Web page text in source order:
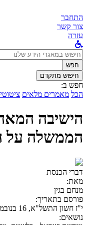
התחבר
צור קשר
עזרה
לחפש
ב:חפש
חיפוש מתקדם
חפש ב:
הכל מאמרים מלאים
הממשלה על
דברי הכנסת
מאת:
מנחם בגין
פורסם בתאריך:
י"ז חשון התשל"א, 16 בנובמבר 1970
נושאים: